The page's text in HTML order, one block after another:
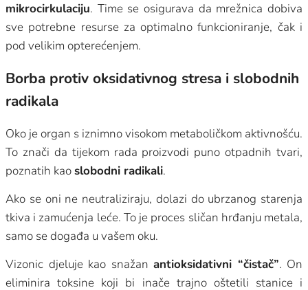
mikrocirkulaciju. Time se osigurava da mrežnica dobiva
sve potrebne resurse za optimalno funkcioniranje, čak i
pod velikim opterećenjem.
Borba protiv oksidativnog stresa i slobodnih
radikala
Oko je organ s iznimno visokom metaboličkom aktivnošću.
To znači da tijekom rada proizvodi puno otpadnih tvari,
poznatih kaoslobodni radikali.
Ako se oni ne neutraliziraju, dolazi do ubrzanog starenja
tkiva i zamućenja leće. To je proces sličan hrđanju metala,
samo se događa u vašem oku.
Vizonic djeluje kao snažan antioksidativni “čistač”. On
eliminira toksine koji bi inače trajno oštetili stanice i